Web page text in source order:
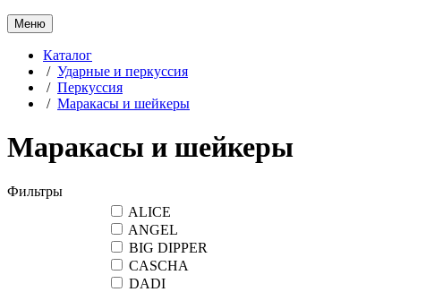
Меню
Каталог
/ Ударные и перкуссия
/ Перкуссия
/ Маракасы и шейкеры
Маракасы и шейкеры
Фильтры
ALICE
ANGEL
BIG DIPPER
CASCHA
DADI